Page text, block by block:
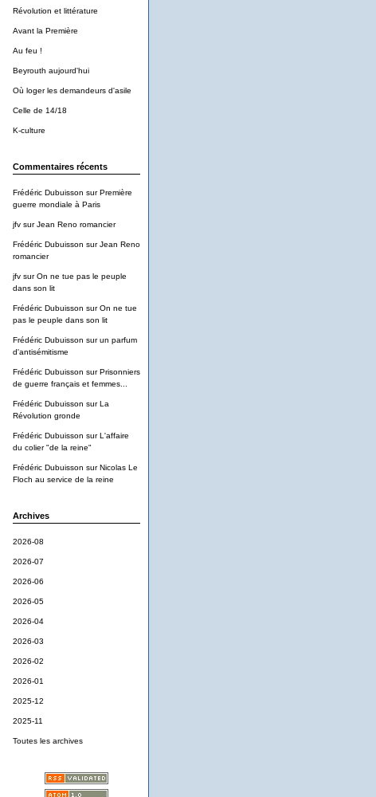
Révolution et littérature
Avant la Première
Au feu !
Beyrouth aujourd'hui
Où loger les demandeurs d'asile
Celle de 14/18
K-culture
Commentaires récents
Frédéric Dubuisson surPremière
guerre mondiale à Paris
jfvsurJean Reno romancier
Frédéric Dubuisson surJean Reno
romancier
jfvsurOn ne tue pas le peuple
dans son lit
Frédéric Dubuisson surOn ne tue
pas le peuple dans son lit
Frédéric Dubuisson surun parfum
d'antisémitisme
Frédéric Dubuisson surPrisonniers
de guerre français et femmes...
Frédéric Dubuisson surLa
Révolution gronde
Frédéric Dubuisson surL'affaire
du colier "de la reine"
Frédéric Dubuisson surNicolas Le
Floch au service de la reine
Archives
2026-08
2026-07
2026-06
2026-05
2026-04
2026-03
2026-02
2026-01
2025-12
2025-11
Toutes les archives